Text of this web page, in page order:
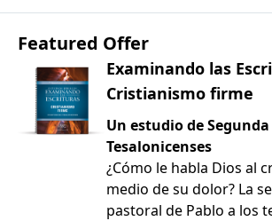
Featured Offer
Examinando las
Cristianismo firme
Un estudio de
Tesalonicenses
¿Cómo le habla Dios al
medio de su dolor? La
pastoral de Pablo a los